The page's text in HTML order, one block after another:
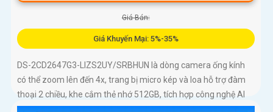
Giá Bán:
Giá Khuyến Mại: 5%-35%
DS-2CD2647G3-LIZS2UY/SRBHUN là dòng camera ống kính
có thể zoom lên đến 4x, trang bị micro kép và loa hỗ trợ đàm
thoại 2 chiều, khe cắm thẻ nhớ 512GB, tích hợp công nghệ AI
trong việc cân bằng màu sáng trong điều kiện ánh sáng yếu,